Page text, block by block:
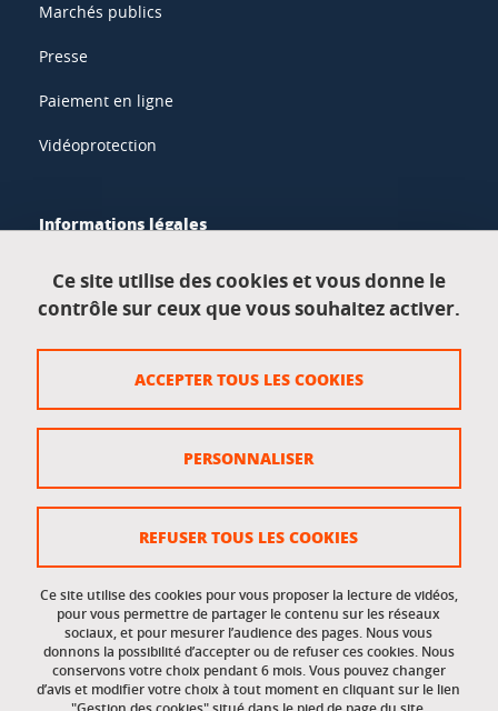
Marchés publics
Presse
Paiement en ligne
Vidéoprotection
Informations légales
Données personnelles
Crédits
Gestion des cookies
Accessibilité : non conforme
Accès réservés
Intranet des étudiants et des personnels
Ce site utilise des cookies et vous donne le
contrôle sur ceux que vous souhaitez activer.
Ce site utilise des cookies pour vous proposer la lecture de vidéos,
pour vous permettre de partager le contenu sur les réseaux
sociaux, et pour mesurer l’audience des pages. Nous vous
donnons la possibilité d’accepter ou de refuser ces cookies. Nous
conservons votre choix pendant 6 mois. Vous pouvez changer
d’avis et modifier votre choix à tout moment en cliquant sur le lien
ACCEPTER TOUS LES COOKIES
REFUSER TOUS LES COOKIES
PERSONNALISER